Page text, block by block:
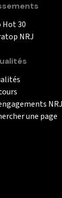
Hot 30
NRJ
NRJ
une page